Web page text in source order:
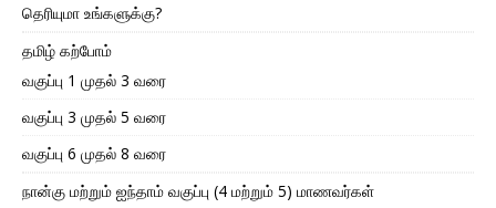
தெரியுமா உங்களுக்கு?
தமிழ் கற்போம்
வகுப்பு 1 முதல் 3 வரை
வகுப்பு 3 முதல் 5 வரை
வகுப்பு 6 முதல் 8 வரை
நான்கு மற்றும் ஐந்தாம் வகுப்பு (4 மற்றும் 5) மாணவர்கள்